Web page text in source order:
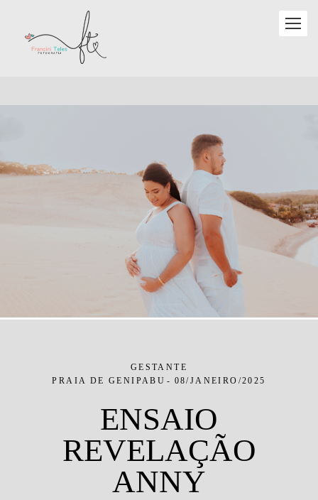
GESTANTE
PRAIA DE GENIPABU
08/JANEIRO/2025
ENSAIO
REVELAÇÃO
ANNY